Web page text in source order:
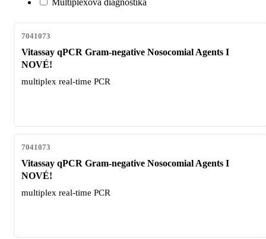
Multiplexová diagnostika
7041073
Vitassay qPCR Gram-negative Nosocomial Agents I
NOVÉ!
multiplex real-time PCR
7041073
Vitassay qPCR Gram-negative Nosocomial Agents I
NOVÉ!
multiplex real-time PCR